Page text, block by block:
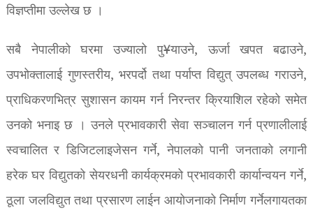
विज्ञप्तीमा उल्लेख छ ।
सबै नेपालीको घरमा उज्यालो पु¥याउने, ऊर्जा खपत बढाउने,
उपभोक्तालाई गुणस्तरीय, भरपर्दो तथा पर्याप्त विद्युत् उपलब्ध गराउने,
प्राधिकरणभित्र सुशासन कायम गर्न निरन्तर क्रियाशिल रहेको समेत
उनको भनाइ छ । उनले प्रभावकारी सेवा सञ्चालन गर्न प्रणालीलाई
स्वचालित र डिजिटलाइजेसन गर्ने, नेपालको पानी जनताको लगानी
हरेक घर विद्युतको सेयरधनी कार्यक्रमको प्रभावकारी कार्यान्वयन गर्ने,
ठूला जलविद्युत तथा प्रसारण लाईन आयोजनाको निर्माण गर्नेलगायतका